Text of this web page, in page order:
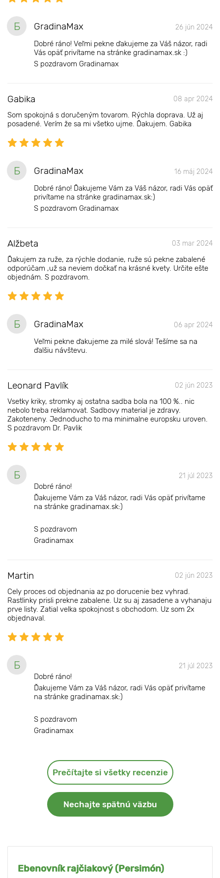
Б GradinaMax 26 jún 2024
Dobré ráno! Veľmi pekne ďakujeme za Váš názor, radi
Vás opäť privítame na stránke gradinamax.sk :)
S pozdravom Gradinamax
Gabika 08 apr 2024
Som spokojná s doručeným tovarom. Rýchla doprava. Už aj
posadené. Verím že sa mi všetko ujme. Ďakujem. Gabika
Б GradinaMax 16 máj 2024
Dobré ráno! Ďakujeme Vám za Váš názor, radi Vás opäť
privítame na stránke gradinamax.sk:)
S pozdravom Gradinamax
Alžbeta 03 mar 2024
Ďakujem za ruže, za rýchle dodanie, ruže sú pekne zabalené
odporúčam ,už sa neviem dočkať na krásné kvety. Určite ešte
objednám. S pozdravom.
Б GradinaMax 06 apr 2024
Veľmi pekne ďakujeme za milé slová! Tešíme sa na
ďalšiu návštevu.
Leonard Pavlík 02 jún 2023
Vsetky kriky, stromky aj ostatna sadba bola na 100 %.. nic
nebolo treba reklamovat. Sadbovy material je zdravy.
Zakoteneny. Jednoducho to ma minimalne europsku uroven.
S pozdravom Dr. Pavlik
Б 21 júl 2023
Dobré ráno!
Ďakujeme Vám za Váš názor, radi Vás opäť privítame
na stránke gradinamax.sk:)
S pozdravom
Gradinamax
Martin 02 jún 2023
Cely proces od objednania az po dorucenie bez vyhrad.
Rastlinky prisli prekne zabalene. Uz su aj zasadene a vyhanaju
prve listy. Zatial velka spokojnost s obchodom. Uz som 2x
objednaval.
Б 21 júl 2023
Dobré ráno!
Ďakujeme Vám za Váš názor, radi Vás opäť privítame
na stránke gradinamax.sk:)
S pozdravom
Gradinamax
Prečítajte si všetky recenzie
Nechajte spätnú väzbu
Ebenovník rajčiakový (Persimón)